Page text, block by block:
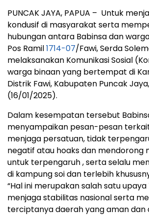
PUNCAK JAYA, PAPUA – Untuk
kondusif di masyarakat serta
hubungan antara Babinsa dan
Pos Ramil1714-07/Fawi, Serda
melaksanakan Komunikasi Sosial
warga binaan yang bertempat di
Distrik Fawi, Kabupaten Puncak
(16/01/2025).
Dalam kesempatan tersebut
menyampaikan pesan-pesan
menjaga persatuan, tidak
negatif atau hoaks dan mendorong
untuk terpengaruh , serta selalu
di kampung soi dan terlebih
“Hal ini merupakan salah satu upaya
menjaga stabilitas nasional serta
terciptanya daerah yang aman dan